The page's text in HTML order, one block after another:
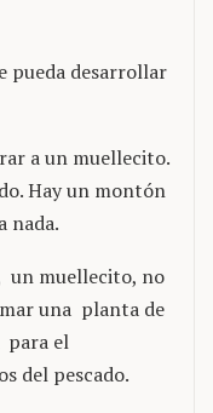
pueda desarrollar
a un muellecito.
Hay un montón
nada.
un muellecito, no
una planta de
para el
del pescado.